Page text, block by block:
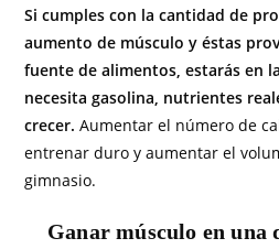
Si cumples con la cantidad de
aumento de músculo y éstas
fuente de alimentos, estarás en
necesita gasolina, nutrientes
crecer. Aumentar el número de
entrenar duro y aumentar el
gimnasio.
Ganar músculo en una